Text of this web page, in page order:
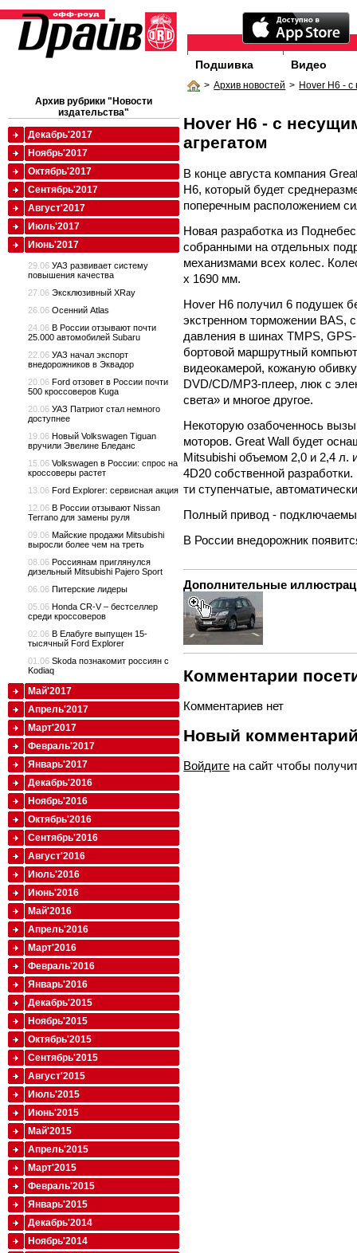
Подшивка Видео
> Архив новостей > Hover H6 -
Hover H6 - с
агрегатом
В конце августа компания
H6, который будет
поперечным расположением
Новая разработка из
собранными на отдельных
механизмами всех колес.
х 1690 мм.
Hover H6 получил 6 подушек
экстренном торможении BAS,
давления в шинах TMPS,
бортовой маршрутный
видеокамерой, кожаную
DVD/CD/MP3-плеер, люк с
света» и многое другое.
Некоторую озабоченнось
моторов. Great Wall будет
Mitsubishi объемом 2,0 и 2,4 л.
4D20 собственной
ти ступенчатые,
Полный привод -
В России внедорожник
Дополнительные
Комментарии
Комментариев нет
Новый
Войдите на сайт чтобы
Архив рубрики "Новости
издательства"
Декабрь'2017
Ноябрь'2017
Октябрь'2017
Сентябрь'2017
Август'2017
Июль'2017
Июнь'2017
29.06 УАЗ развивает систему
повышения качества
27.06 Эксклюзивный XRay
26.06 Осенний Atlas
24.06 В России отзывают почти
25.000 автомобилей Subaru
22.06 УАЗ начал экспорт
внедорожников в Эквадор
20.06 Ford отзовет в России почти
500 кроссоверов Kuga
20.06 УАЗ Патриот стал немного
доступнее
19.06 Новый Volkswagen Tiguan
вручили Эвелине Бледанс
15.06 Volkswagen в России: спрос на
кроссоверы растет
13.06 Ford Explorer: сервисная акция
12.06 В России отзывают Nissan
Terrano для замены руля
09.06 Майские продажи Mitsubishi
выросли более чем на треть
08.06 Россиянам приглянулся
дизельный Mitsubishi Pajero Sport
06.06 Питерские лидеры
05.06 Honda CR-V – бестселлер
среди кроссоверов
02.06 В Елабуге выпущен 15-
тысячный Ford Explorer
01.06 Skoda познакомит россиян с
Kodiaq
Май'2017
Апрель'2017
Март'2017
Февраль'2017
Январь'2017
Декабрь'2016
Ноябрь'2016
Октябрь'2016
Сентябрь'2016
Август'2016
Июль'2016
Июнь'2016
Май'2016
Апрель'2016
Март'2016
Февраль'2016
Январь'2016
Декабрь'2015
Ноябрь'2015
Октябрь'2015
Сентябрь'2015
Август'2015
Июль'2015
Июнь'2015
Май'2015
Апрель'2015
Март'2015
Февраль'2015
Январь'2015
Декабрь'2014
Ноябрь'2014